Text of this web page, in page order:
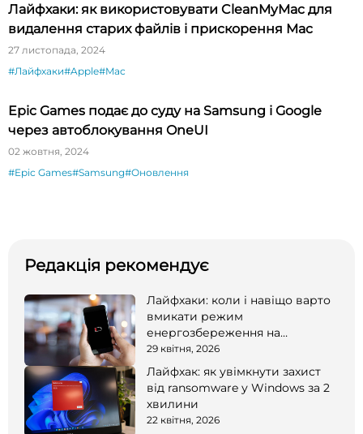
Лайфхаки: як використовувати CleanMyMac для
видалення старих файлів і прискорення Mac
27 листопада, 2024
#Лайфхаки#Apple#Mac
Epic Games подає до суду на Samsung і Google
через автоблокування OneUI
02 жовтня, 2024
#Epic Games#Samsung#Оновлення
Редакція рекомендує
Лайфхаки: коли і навіщо варто
вмикати режим
енергозбереження на
смартфоні
29 квітня, 2026
Лайфхак: як увімкнути захист
від ransomware у Windows за 2
хвилини
22 квітня, 2026